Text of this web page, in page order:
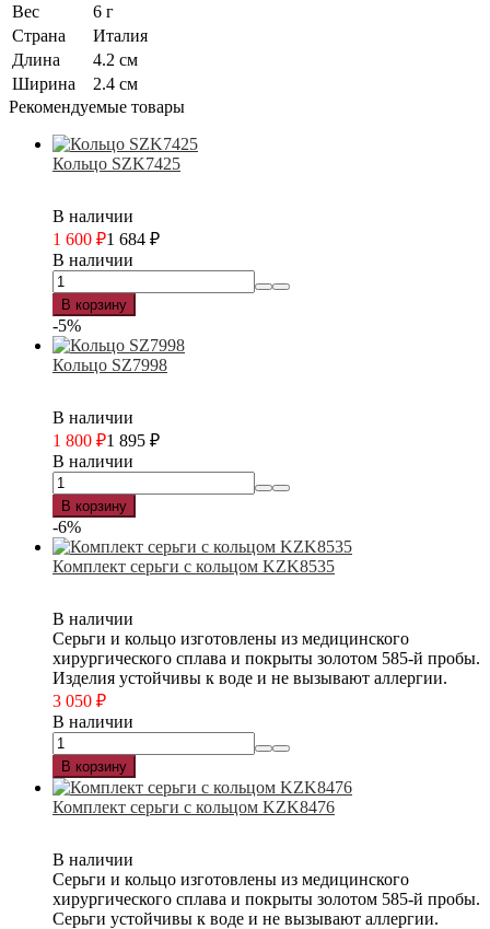
Вес
6 г
Страна
Италия
Длина
4.2 см
Ширина
2.4 см
Рекомендуемые товары
Кольцо SZK7425
В наличии
1 600 ₽1 684 ₽
В наличии
В корзину
-5%
Кольцо SZ7998
В наличии
1 800 ₽1 895 ₽
В наличии
В корзину
-6%
Комплект серьги с кольцом KZK8535
В наличии
Серьги и кольцо изготовлены из медицинского
хирургического сплава и покрыты золотом 585-й пробы.
Изделия устойчивы к воде и не вызывают аллергии.
3 050 ₽
В наличии
В корзину
Комплект серьги с кольцом KZK8476
В наличии
Серьги и кольцо изготовлены из медицинского
хирургического сплава и покрыты золотом 585-й пробы.
Серьги устойчивы к воде и не вызывают аллергии.